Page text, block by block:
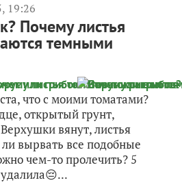
19:26
Почему листья
темными
что с моими томатами?
открытый грунт,
вянут, листья
вырвать все подобные
чем-то пролечить? 5